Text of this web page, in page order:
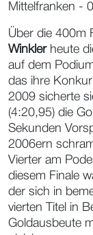
Mittelfranken -
Über die 400m
Winklerheute
auf dem
das ihre
2009 sicherte
(4:20,95) die
Sekunden
2006ern
Vierter am
diesem Finale
der sich in
vierten Titel in
Goldausbeute